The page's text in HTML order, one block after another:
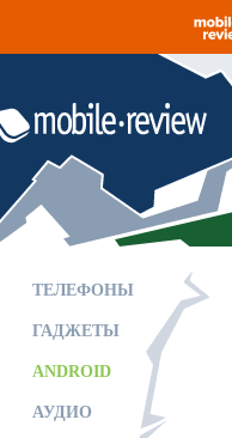
ТЕЛЕФОНЫ
ГАДЖЕТЫ
ANDROID
АУДИО